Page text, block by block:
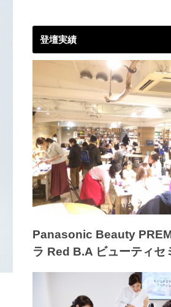
登壇実績
Panasonic Beauty
ラ Red B.A ビューティセ